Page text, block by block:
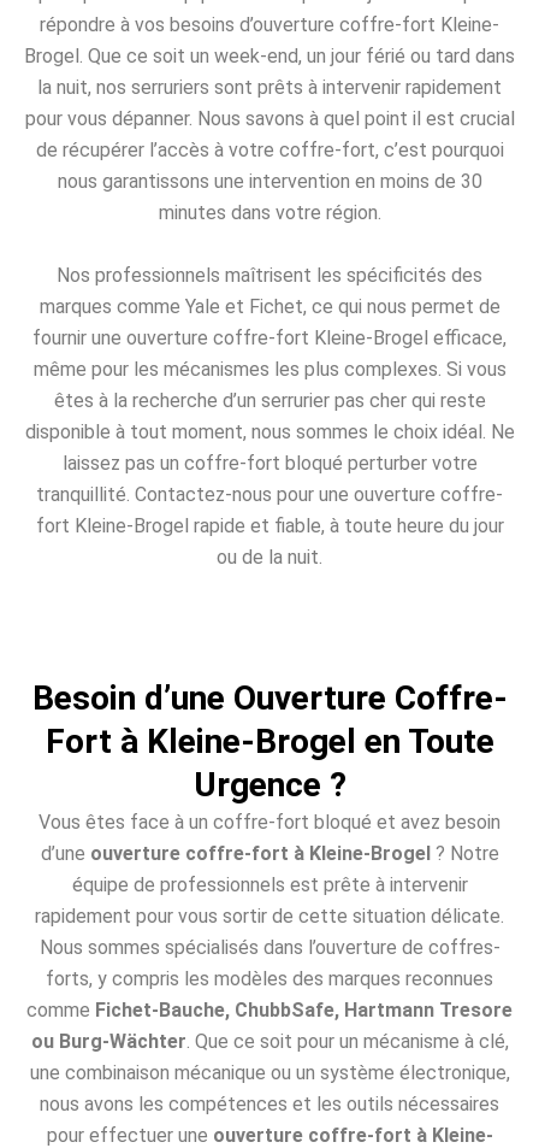
répondre à vos besoins d’ouverture coffre-fort Kleine-
Brogel. Que ce soit un week-end, un jour férié ou tard dans
la nuit, nos serruriers sont prêts à intervenir rapidement
pour vous dépanner. Nous savons à quel point il est crucial
de récupérer l’accès à votre coffre-fort, c’est pourquoi
nous garantissons une intervention en moins de 30
minutes dans votre région.
Nos professionnels maîtrisent les spécificités des
marques comme Yale et Fichet, ce qui nous permet de
fournir une ouverture coffre-fort Kleine-Brogel efficace,
même pour les mécanismes les plus complexes. Si vous
êtes à la recherche d’un serrurier pas cher qui reste
disponible à tout moment, nous sommes le choix idéal. Ne
laissez pas un coffre-fort bloqué perturber votre
tranquillité. Contactez-nous pour une ouverture coffre-
fort Kleine-Brogel rapide et fiable, à toute heure du jour
ou de la nuit.
Besoin d’une Ouverture Coffre-
Fort à Kleine-Brogel en Toute
Urgence ?
Vous êtes face à un coffre-fort bloqué et avez besoin
d’une ouverture coffre-fort à Kleine-Brogel? Notre
équipe de professionnels est prête à intervenir
rapidement pour vous sortir de cette situation délicate.
Nous sommes spécialisés dans l’ouverture de coffres-
forts, y compris les modèles des marques reconnues
comme Fichet-Bauche, ChubbSafe, Hartmann Tresore
ou Burg-Wächter . Que ce soit pour un mécanisme à clé,
une combinaison mécanique ou un système électronique,
nous avons les compétences et les outils nécessaires
pour effectuer une ouverture coffre-fort à Kleine-